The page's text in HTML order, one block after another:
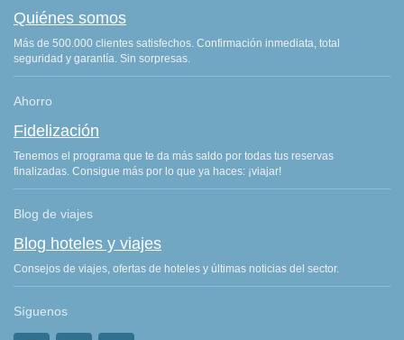
Quiénes somos
Más de 500.000 clientes satisfechos. Confirmación inmediata, total
seguridad y garantía. Sin sorpresas.
Ahorro
Fidelización
Tenemos el programa que te da más saldo por todas tus reservas
finalizadas. Consigue más por lo que ya haces: ¡viajar!
Blog de viajes
Blog hoteles y viajes
Consejos de viajes, ofertas de hoteles y últimas noticias del sector.
Síguenos